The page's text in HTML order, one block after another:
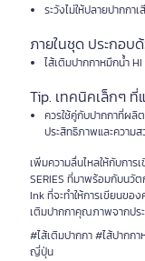
ระวังไม่ให้ปลายปากกา
ภายในชุด ประกอบ
ไส้เติมปากกาหมึกน้ำ HI
Tip. เทคนิคเล็กๆ ที่
ควรใช้คู่กับปากกาที่ผลิ
ประสิทธิภาพและความ
เพิ่มความลื่นไหลให้กับกา
SERIES ที่มาพร้อมกับนวั
Ink ที่จะทำให้การเขียนขอ
เติมปากกาคุณภาพจากปร
#ไส้เติมปากกา #ไส้ปากก
ญี่ปุ่น